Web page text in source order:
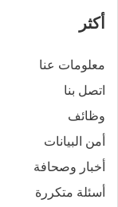
أكثر
معلومات عنا
اتصل بنا
وظائف
أمن البيانات
أخبار وصحافة
أسئلة متكررة